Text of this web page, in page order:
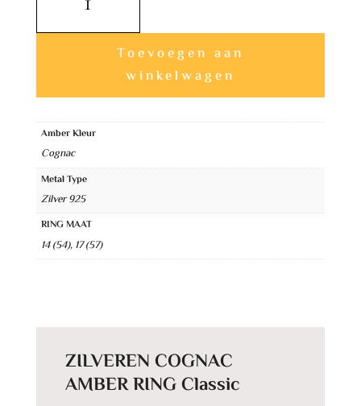
aantal
Toevoegen aan
winkelwagen
e
n
a
Amber Kleur
Cognac
Metal Type
Zilver 925
RING MAAT
14 (54), 17 (57)
ZILVEREN COGNAC
AMBER RING Classic